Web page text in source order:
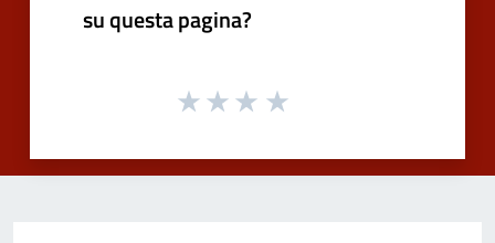
su questa pagina?